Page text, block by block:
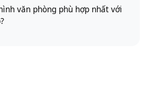
văn phòng phù hợp nhất với